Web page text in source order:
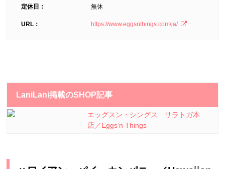
定休日： 無休
URL： https://www.eggsnthings.com/ja/
LaniLani掲載のSHOP記事
エッグスン・シングス サラトガ本
店／Eggs’n Things